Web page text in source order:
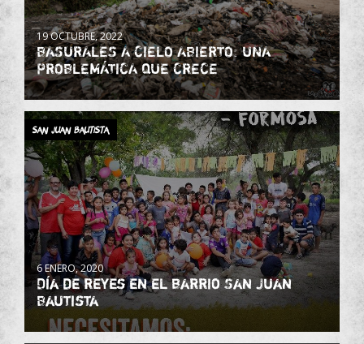
19 OCTUBRE, 2022
BASURALES A CIELO ABIERTO: UNA
PROBLEMÁTICA QUE CRECE
San Juan Bautista
6 ENERO, 2020
Día de reyes en el barrio San Juan
Bautista